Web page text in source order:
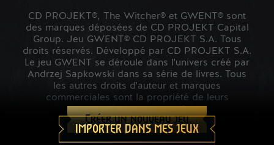
Créer un nouveau jeu
IMPORTER DANS MES JEUX
CD PROJEKT®, The Witcher® et GWENT® sont
des marques déposées de CD PROJEKT Capital
Group. Jeu GWENT© CD PROJEKT S.A. Tous
droits réservés. Développé par CD PROJEKT S.A.
Le jeu GWENT se déroule dans l'univers créé par
Andrzej Sapkowski dans sa série de livres. Tous
les autres droits d'auteur et marques
commerciales sont la propriété de leurs
propriétaires respectifs.